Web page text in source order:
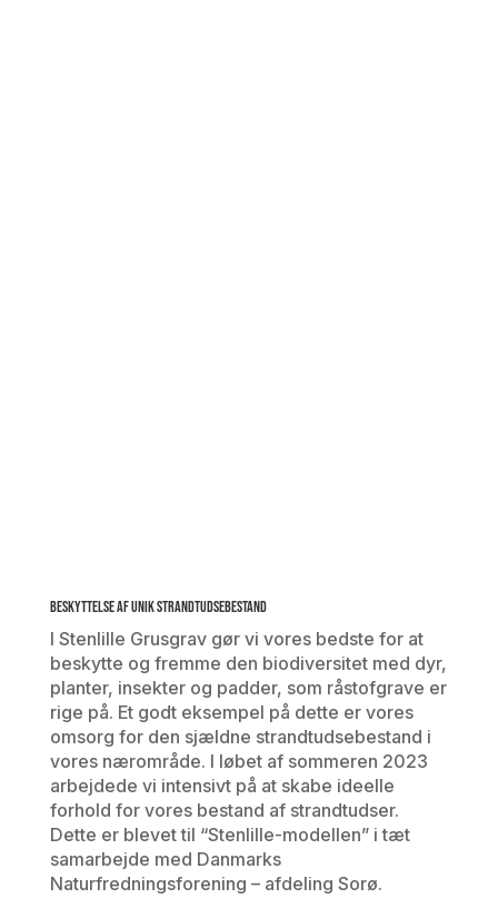
Beskyttelse af unik strandtudsebestand
I Stenlille Grusgrav gør vi vores bedste for at
beskytte og fremme den biodiversitet med dyr,
planter, insekter og padder, som råstofgrave er
rige på. Et godt eksempel på dette er vores
omsorg for den sjældne strandtudsebestand i
vores nærområde. I løbet af sommeren 2023
arbejdede vi intensivt på at skabe ideelle
forhold for vores bestand af strandtudser.
Dette er blevet til “Stenlille-modellen” i tæt
samarbejde med Danmarks
Naturfredningsforening – afdeling Sorø.